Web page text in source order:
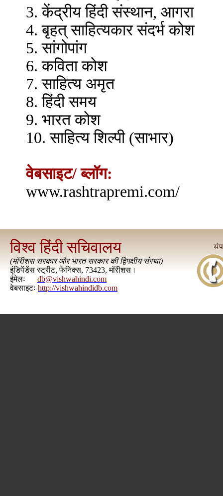
3. केंद्रीय हिंदी संस्थान, आगरा
4. बृहत् साहित्यकार संदर्भ कोश
5. सांगोपांग
6. कविता कोश
7. साहित्य अमृत
8. हिंदी समय
9. भारत कोश
10. साहित्य शिल्पी (साभार)
वेबसाइट/ ब्लॉग:
www.rashtrapremi.com/
विश्व हिंदी सचिवालय
(मॉरीशस सरकार और भारत सरकार की द्विपक्षीय संस्था)
इंडिपेंडेंस स्ट्रीट, फेनिक्स, 73423, मॉरीशस।
ईमेलः
db@vishwahindi.com
वेबसाइटः http://vishwahindidb.com